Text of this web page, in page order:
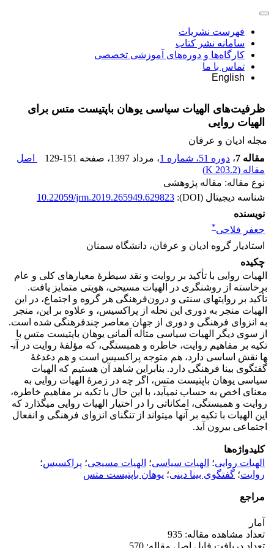
فهرست نشریات
سامانه نشر کتاب
کارگاه‌ها و دوره‌های آموزشی تخصصی
تماس با ما
English
ظرفیت‌های الهیات سیاسی یوهان باپتیست متس برای
الهیات روایی
مجله ادیان و عرفان
مقاله 7
، دوره 51، شماره 1 ، مرداد 1397 ، صفحه 129-151
اصل
مقاله (203.2 K
)
نوع مقاله: مقاله پژوهشی
شناسه دیجیتال (DOI):
10.22059/jrm.2019.265949.629823
نویسنده
جعفر فلاحی*
استادیار گروه ادیان و عرفان، دانشگاه سمنان
چکیده
الهیات روایی با تأکید بر روایت و نقد سیطرۀ معیارهای کلی و عام
برخاسته از روشنگری در الهیات مسیحی، هویتی متمایز یافت.
تأکید بر روایت­های سنتی و درون‌فرهنگی هر گروه و اجتماع، در این
الهیات منجر به دوری این نحله از پراکسیس، و علاوه بر این، منجر
به انزوای فرهنگی و دوری از جهان معاصر چندفرهنگی شده است.
از سوی دیگر الهیات سیاسی متأله آلمانی یوهان باپتیست متس با
تکیه بر مفاهیم روایت، خاطره و همبستگی، که مؤلفۀ روایت در آن­
ها نقش اساسی دارد، هم متوجه پراکسیس است و هم دغدغۀ
گفتگوی بینا فرهنگی دارد. بنابراین شاهد آن هستیم که الهیات
سیاسی یوهان باپتیست متس، اگر چه در زمرۀ الهیات روایی به
معنای اخص به حساب نمی­آید، با این حال با تکیه بر مفاهیم خاطره،
روایت و همبستگی، امکاناتی را در اختیار الهیات روایی می­گذارد که
این الهیات با تکیه بر آن­ها می­تواند از تنگنای انزوای فرهنگی و انفعال
اجتماعی بیرون آید.
کلیدواژه‌ها
الهیات روایی؛ الهیات سیاسی؛ الهیات مسیحی؛ پراکسیس؛
روایت؛ گفتگوی بینا دینی؛ یوهان باپتیست متس
مراجع
آمار
تعداد مشاهده مقاله: 935
تعداد دریافت فایل اصل مقاله: 570